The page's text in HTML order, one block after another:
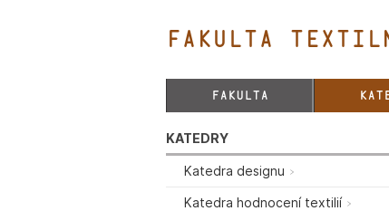
FAKULTA
FAKULTA
KATEDRY
Katedra designu
Katedra hodnocení textilií